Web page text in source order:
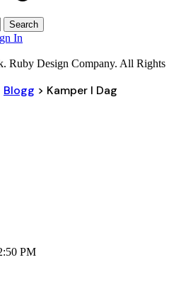
In
Ruby Design Company. All Rights
Blogg > Kamper I Dag
PM